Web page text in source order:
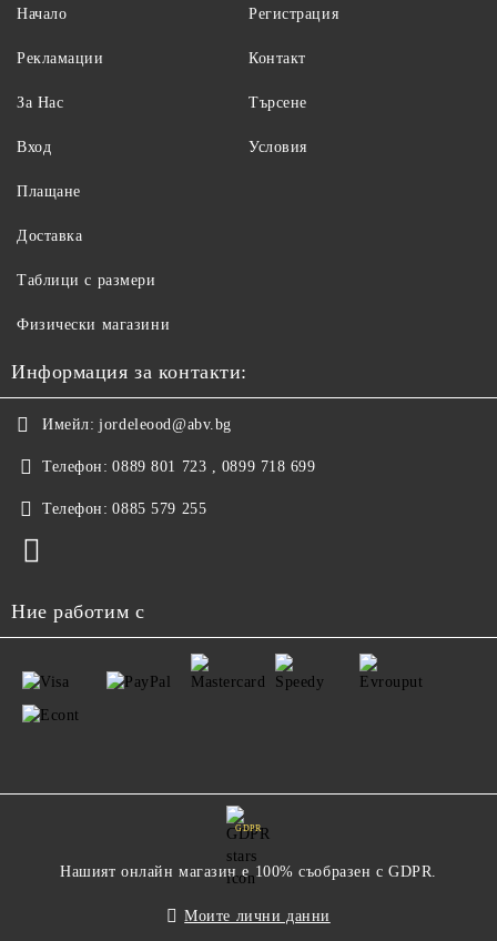
Начало
Рекламации
За Нас
Вход
Регистрация
Контакт
Търсене
Условия
Плащане
Доставка
Таблици с размери
Физически магазини
Информация за контакти:
Имейл: jordeleood@abv.bg
Телефон: 0889 801 723 , 0899 718 699
Телефон: 0885 579 255
Ние работим с
GDPR
Нашият онлайн магазин е 100% съобразен с GDPR.
Моите лични данни